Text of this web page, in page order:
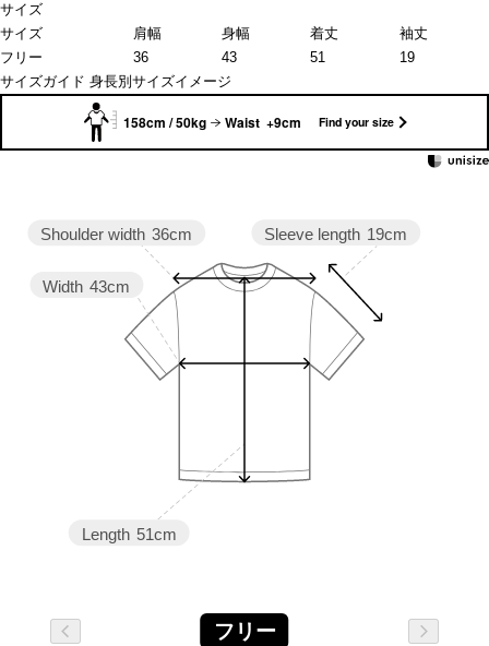
サイズ
サイズ
肩幅 身幅 着丈
袖丈
フリー
36 43 51
19
サイズガイド 身長別サイズイメージ
158cm / 50kg Waist +9cm Find your size
Sleeve length 19cm
Length 51cm
Width 43cm
Shoulder width 36cm
フリー